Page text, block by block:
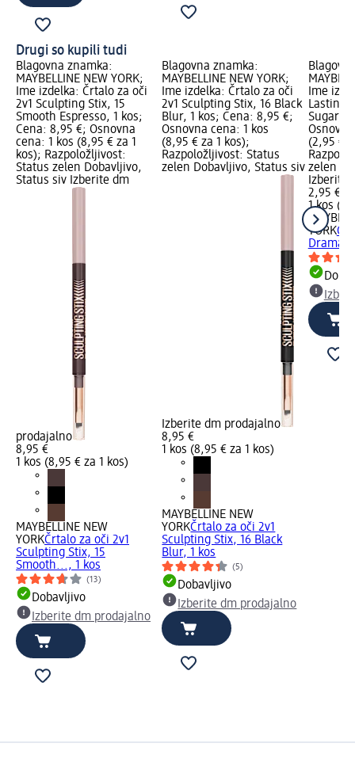
Drugi so kupili tudi
Blagovna znamka:
MAYBELLINE NEW YORK;
Ime izdelka: Črtalo za oči
2v1 Sculpting Stix, 15
Smooth Espresso, 1 kos;
Cena: 8,95 €; Osnovna
cena: 1 kos (8,95 € za 1
kos); Razpoložljivost:
Status zelen Dobavljivo,
Status siv Izberite dm
prodajalno
8,95 €
1 kos (8,95 € za 1 kos)
MAYBELLINE NEW
YORKČrtalo za oči 2v1
Sculpting Stix, 15
Smooth..., 1 kos
(13)
Dobavljivo
Izberite dm prodajalno
Blagovna znamka:
MAYBELLINE NEW YORK;
Ime izdelka: Črtalo za oči
2v1 Sculpting Stix, 16 Black
Blur, 1 kos; Cena: 8,95 €;
Osnovna cena: 1 kos
(8,95 € za 1 kos);
Razpoložljivost: Status
zelen Dobavljivo, Status siv
Izberite dm prodajalno
8,95 €
1 kos (8,95 € za 1 kos)
MAYBELLINE NEW
YORKČrtalo za oči 2v1
Sculpting Stix, 16 Black
Blur, 1 kos
(5)
Dobavljivo
Izberite dm prodajalno
Ime
Lasting
Sugar,
(2,95 €
zelen
Izberite
2,95 €
1 kos
YORK
Drama